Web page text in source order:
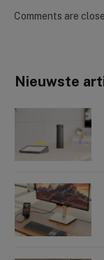
Comments are
Nieuwste